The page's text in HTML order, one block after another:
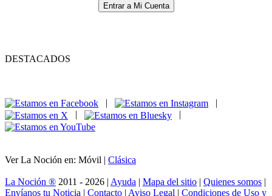
Entrar a Mi Cuenta
DESTACADOS
|
|
|
|
Ver La Noción en: Móvil | Clásica
La Noción ® 2011 - 2026 | Ayuda | Mapa del sitio | Quienes somos |
Envíanos tu Noticia | Contacto | Aviso Legal | Condiciones de Uso y